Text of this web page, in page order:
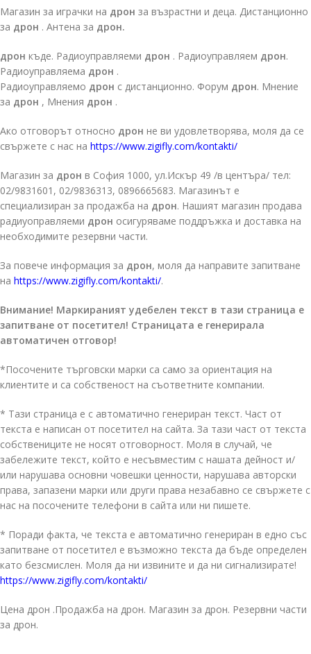
Магазин за играчки на дрон за възрастни и деца. Дистанционно
за дрон . Антена за дрон.
дрон къде. Радиоуправляеми дрон . Радиоуправляем дрон.
Радиоуправляема дрон .
Радиоуправляемо дрон с дистанционно. Форум дрон. Мнение
за дрон , Мнения дрон .
Ако отговорът относно дрон не ви удовлетворява, моля да се
свържете с нас на https://www.zigifly.com/kontakti/
Магазин за дрон в София 1000, ул.Искър 49 /в центъра/ тел:
02/9831601, 02/9836313, 0896665683. Магазинът е
специализиран за продажба на дрон. Нашият магазин продава
радиуоправляеми дрон осигуряваме поддръжка и доставка на
необходимите резервни части.
За повече информация за дрон, моля да направите запитване
на https://www.zigifly.com/kontakti/.
Внимание! Маркираният удебелен текст в тази страница е
запитване от посетител! Страницата е генерирала
автоматичен отговор!
*Посочените търговски марки са само за ориентация на
клиентите и са собственост на съответните компании.
* Тази страница е с автоматично генериран текст. Част от
текста е написан от посетител на сайта. За тази част от текста
собствениците не носят отговорност. Моля в случай, че
забележите текст, който е несъвместим с нашата дейност и/
или нарушава основни човешки ценности, нарушава авторски
права, запазени марки или други права незабавно се свържете с
нас на посочените телефони в сайта или ни пишете.
* Поради факта, че текста е автоматично генериран в едно със
запитване от посетител е възможно текста да бъде определен
като безсмислен. Моля да ни извините и да ни сигнализирате!
https://www.zigifly.com/kontakti/
Цена дрон .Продажба на дрон. Магазин за дрон. Резервни части
за дрон.